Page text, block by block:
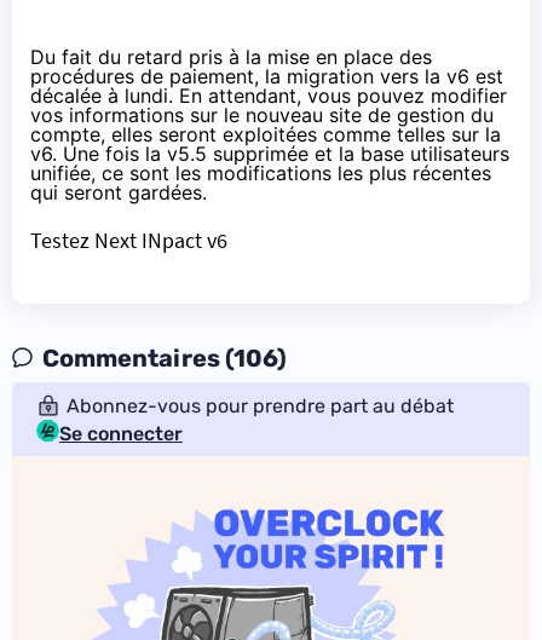
Du fait du retard pris à la mise en place des
procédures de paiement, la migration vers la v6 est
décalée à lundi. En attendant, vous pouvez modifier
vos informations sur le nouveau site de gestion du
compte, elles seront exploitées comme telles sur la
v6. Une fois la v5.5 supprimée et la base utilisateurs
unifiée, ce sont les modifications les plus récentes
qui seront gardées.
Testez Next INpact v6
Commentaires (106)
Abonnez-vous pour prendre part au débat
Se connecter